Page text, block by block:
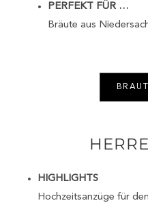
PERFEKT FÜR …
Bräute aus
HIGHLIGHTS
Hochzeitsanzüge für